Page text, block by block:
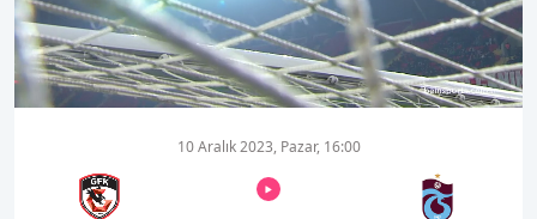
00:16 06:37
10 Aralık 2023, Pazar, 16:00